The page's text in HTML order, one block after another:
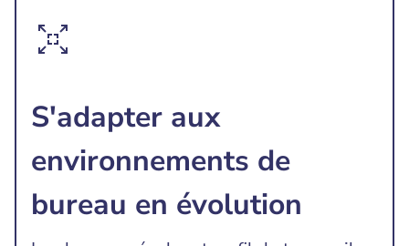
S'adapter aux
environnements de
bureau en évolution